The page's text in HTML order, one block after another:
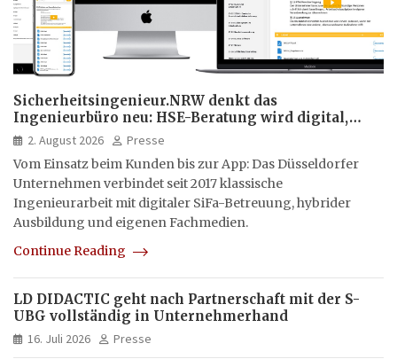
Sicherheitsingenieur.NRW denkt das
Ingenieurbüro neu: HSE-Beratung wird digital,
hybrid und multimedial
2. August 2026
Presse
Vom Einsatz beim Kunden bis zur App: Das Düsseldorfer
Unternehmen verbindet seit 2017 klassische
Ingenieurarbeit mit digitaler SiFa-Betreuung, hybrider
Ausbildung und eigenen Fachmedien.
Continue Reading
LD DIDACTIC geht nach Partnerschaft mit der S-
UBG vollständig in Unternehmerhand
16. Juli 2026 Presse